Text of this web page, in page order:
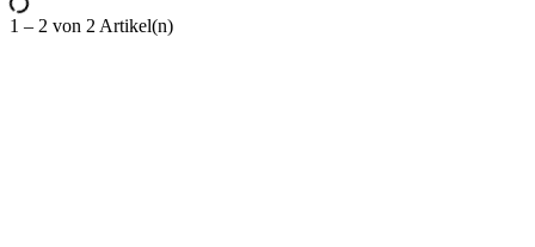
Traglast
1 – 2 von 2 Artikel(n)